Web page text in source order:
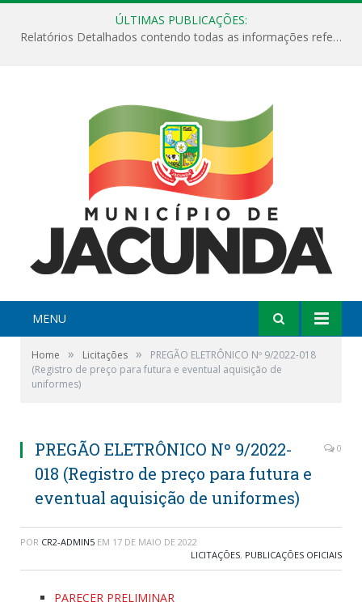
ÚLTIMAS PUBLICAÇÕES:
Relatórios Detalhados contendo todas as informações referentes a execução de recursos destinados ao fomento de projetos culturais no Município de Jacundá entre os anos de 2022 ao presente ano de 2026.
MENU
Home » Licitações »
PREGÃO ELETRÔNICO Nº 9/2022-018
(Registro de preço para futura e eventual aquisição de
uniformes)
PREGÃO ELETRÔNICO Nº 9/2022-
018 (Registro de preço para futura e
eventual aquisição de uniformes)
0
POR CR2-ADMIN5 EM 17 DE MAIO DE 2022
LICITAÇÕES, PUBLICAÇÕES OFICIAIS
PARECER PRELIMINAR